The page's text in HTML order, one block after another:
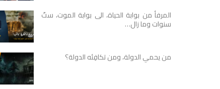
المرفأ من بوابة الحياة، الى بوابة الموت، ستّ
سنوات وما زال…
من يحمي الدولة، ومن تكافِئه الدولة؟